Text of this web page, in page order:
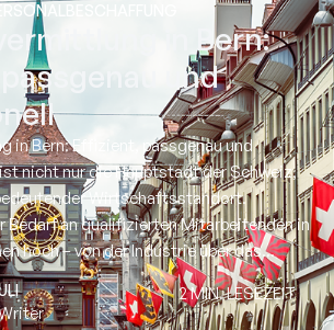
in Bern:
und
in Bern: Effizient, passgenau und
nicht nur die Hauptstadt der Schweiz,
Wirtschaftsstandort.
an qualifizierten Mitarbeitenden in
hoch – von der Industrie über das...
2 MIN. LESEZEIT